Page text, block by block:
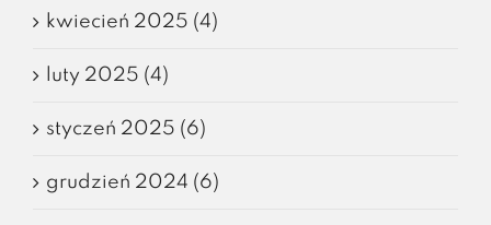
kwiecień 2025 (4)
luty 2025 (4)
styczeń 2025 (6)
grudzień 2024 (6)